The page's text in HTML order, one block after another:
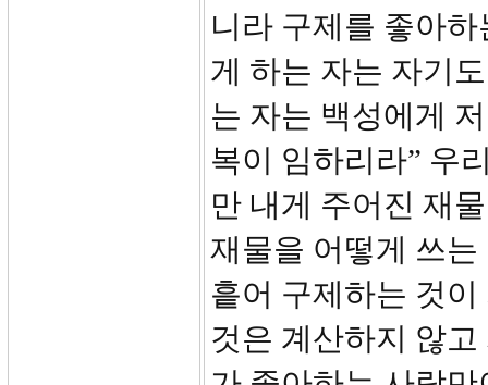
니라 구제를 좋아
게 하는 자는 자기
는 자는 백성에게
복이 임하리라” 우
만 내게 주어진 재
재물을 어떻게 쓰
흩어 구제하는 것
것은 계산하지 않